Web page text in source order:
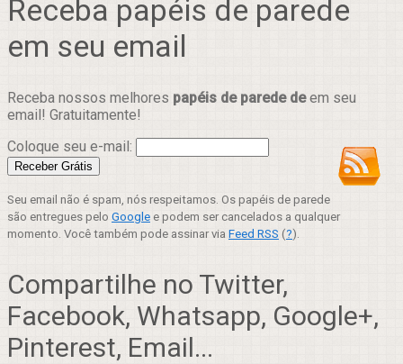
Receba papéis de parede
em seu email
Receba nossos melhores papéis de parede deem seu
email! Gratuitamente!
Coloque seu e-mail:
Seu email não é spam, nós respeitamos. Os papéis de parede
são entregues pelo Google e podem ser cancelados a qualquer
momento. Você também pode assinar via Feed RSS (?).
Compartilhe no Twitter,
Facebook, Whatsapp, Google+,
Pinterest, Email...